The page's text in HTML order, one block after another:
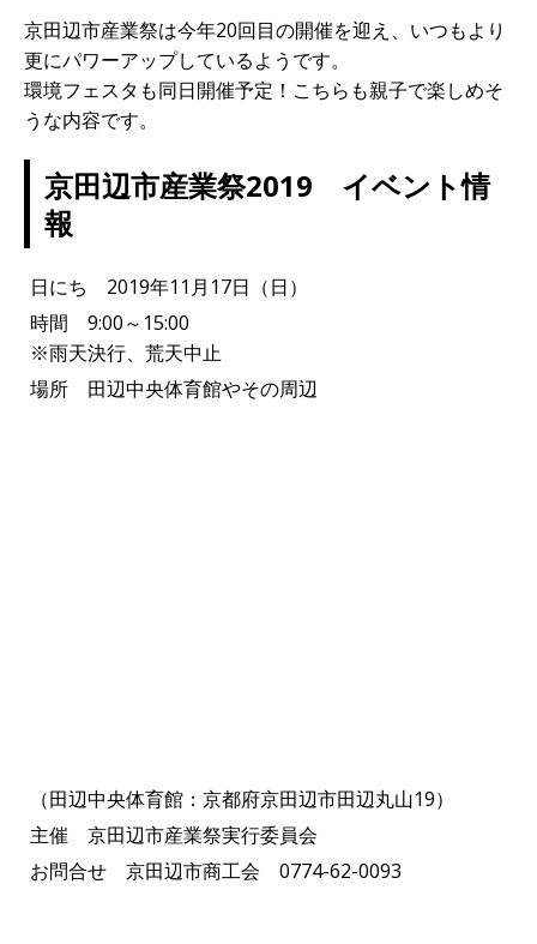
京田辺市産業祭は今年20回目の開催を迎え、いつもより
更にパワーアップしているようです。
環境フェスタも同日開催予定！こちらも親子で楽しめそ
うな内容です。
京田辺市産業祭2019 イベント情
報
日にち 2019年11月17日（日）
時間 9:00～15:00
※雨天決行、荒天中止
場所 田辺中央体育館やその周辺
（田辺中央体育館：京都府京田辺市田辺丸山19）
主催 京田辺市産業祭実行委員会
お問合せ 京田辺市商工会 0774-62-0093